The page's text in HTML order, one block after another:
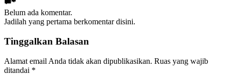
Belum ada komentar.
Jadilah yang pertama berkomentar disini.
Tinggalkan Balasan
Alamat email Anda tidak akan dipublikasikan. Ruas yang wajib
ditandai *